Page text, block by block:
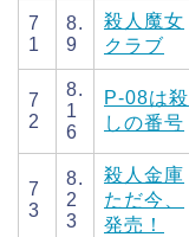
7
1
8.
9
殺人魔女
クラブ
7
2
8.
1
6
P-08は殺
しの番号
7
3
8.
2
3
殺人金庫
ただ今、
発売！